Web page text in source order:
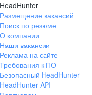
HeadHunter
Размещение вакансий
Поиск по резюме
О компании
Наши вакансии
Реклама на сайте
Требования к ПО
Безопасный HeadHunter
HeadHunter API